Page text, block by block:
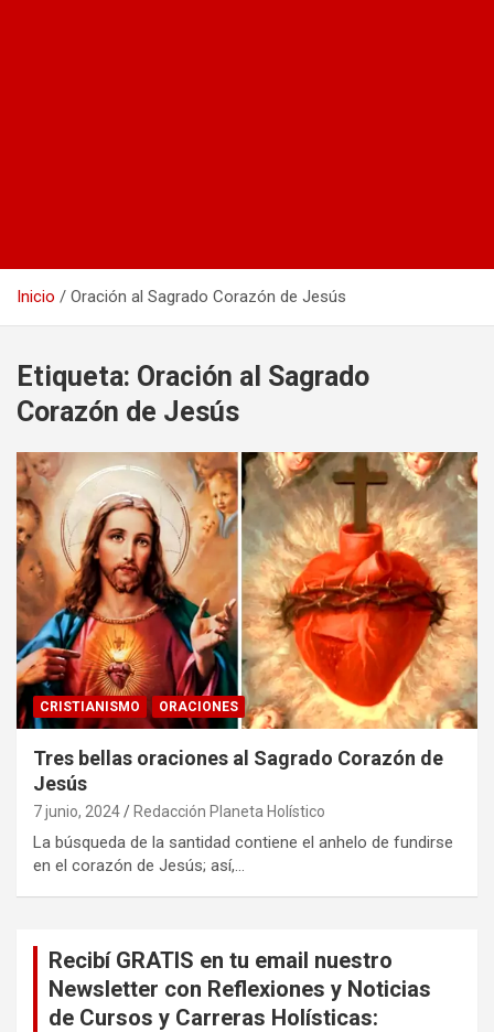
Inicio Oración al Sagrado Corazón de Jesús
Etiqueta: Oración al Sagrado
Corazón de Jesús
CRISTIANISMO ORACIONES
Tres bellas oraciones al Sagrado Corazón de
Jesús
7 junio, 2024 Redacción Planeta Holístico
La búsqueda de la santidad contiene el anhelo de fundirse
en el corazón de Jesús; así,…
Recibí GRATIS en tu email nuestro
Newsletter con Reflexiones y Noticias
de Cursos y Carreras Holísticas: